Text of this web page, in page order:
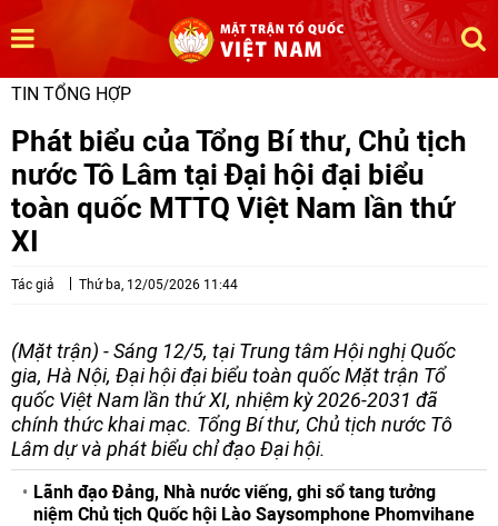
TIN TỔNG HỢP
Phát biểu của Tổng Bí thư, Chủ tịch
nước Tô Lâm tại Đại hội đại biểu
toàn quốc MTTQ Việt Nam lần thứ
XI
Tác giả Thứ ba, 12/05/2026 11:44
(Mặt trận) - Sáng 12/5, tại Trung tâm Hội nghị Quốc
gia, Hà Nội, Đại hội đại biểu toàn quốc Mặt trận Tổ
quốc Việt Nam lần thứ XI, nhiệm kỳ 2026-2031 đã
chính thức khai mạc. Tổng Bí thư, Chủ tịch nước Tô
Lâm dự và phát biểu chỉ đạo Đại hội.
Lãnh đạo Đảng, Nhà nước viếng, ghi sổ tang tưởng
niệm Chủ tịch Quốc hội Lào Saysomphone Phomvihane